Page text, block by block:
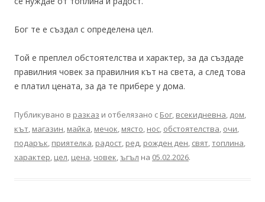
Бог те е създал с определена цел.
Той е преплел обстоятелства и характер, за да създаде
правилния човек за правилния кът на света, а след това
е платил цената, за да те прибере у дома.
Публикувано в разказ и отбелязано с Бог, всекидневна, дом,
кът, магазин, майка, мечок, място, нос, обстоятелства, очи,
подарък, приятелка, радост, ред, рожден ден, свят,топлина,
характер, цел, цена, човек,ъгъл на 05.02.2026.